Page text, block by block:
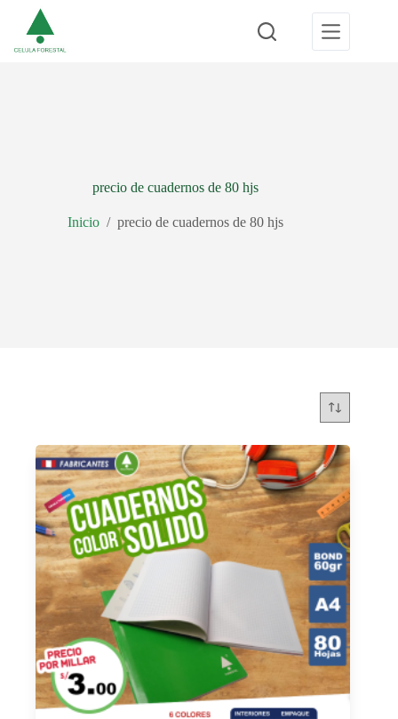
contenido
precio de cuadernos de 80 hjs
Inicio / precio de cuadernos de 80 hjs